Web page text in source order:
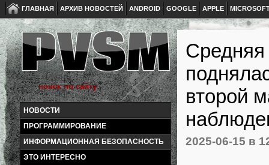
ГЛАВНАЯ АРХИВ НОВОСТЕЙ ANDROID GOOGLE APPLE
НОВОСТИ
ПРОГРАММИРОВАНИЕ
ИНФОРМАЦИОННАЯ БЕЗОПАСНОСТЬ
ЭТО ИНТЕРЕСНО
Средняя
второй
2025-06-15 в